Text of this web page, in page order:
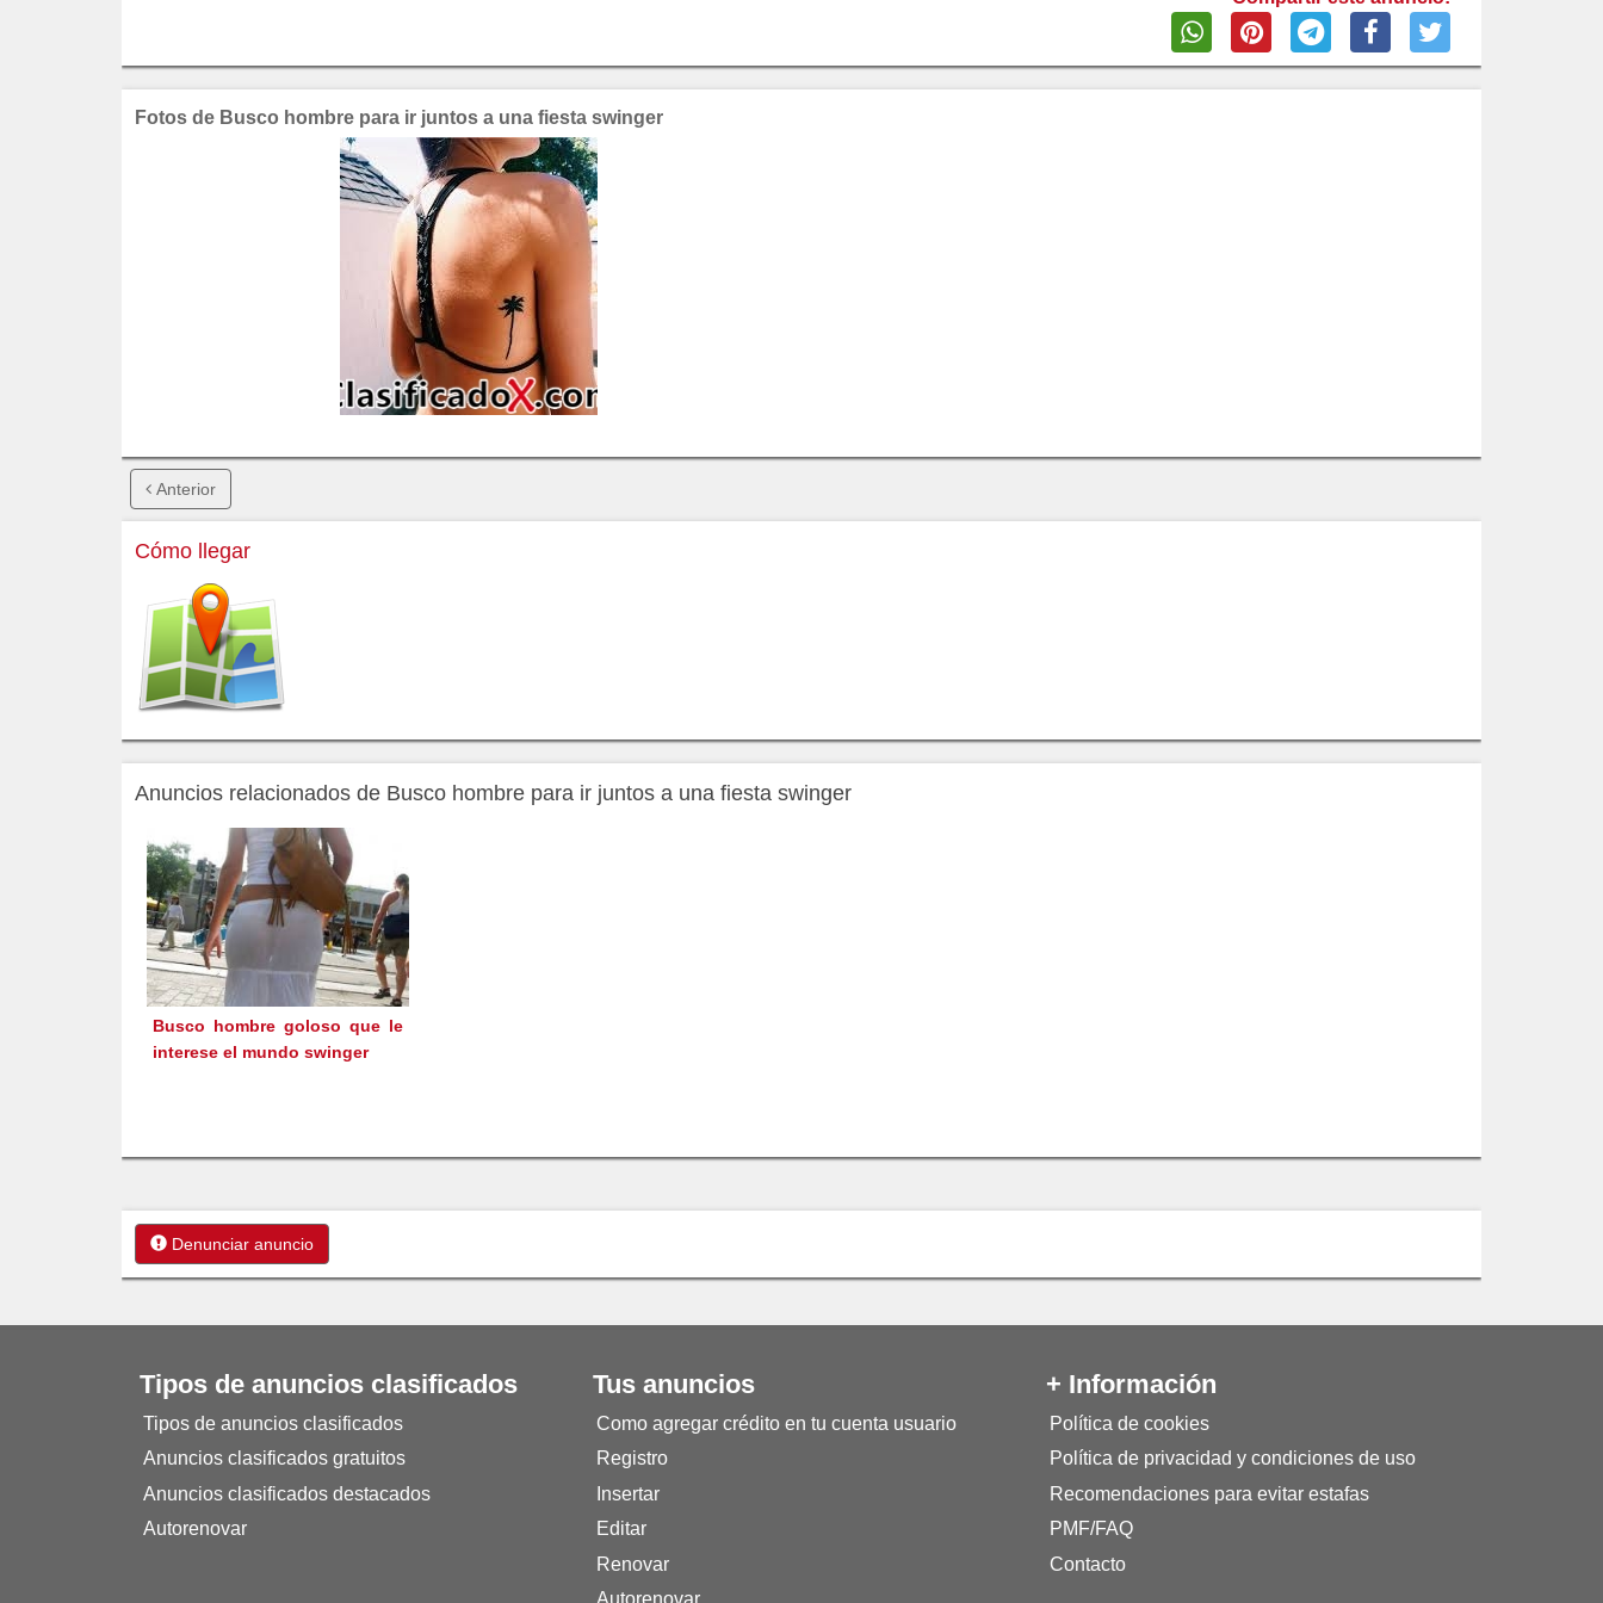
Fotos de Busco hombre para ir juntos a una fiesta swinger
Anterior
Cómo llegar
Anuncios relacionados de Busco hombre para ir juntos a una fiesta swinger
Busco hombre goloso que le
interese el mundo swinger
Denunciar anuncio
Tipos de anuncios clasificados
Tipos de anuncios clasificados
Anuncios clasificados gratuitos
Anuncios clasificados destacados
Autorenovar
Tus anuncios
Como agregar crédito en tu cuenta usuario
Registro
Insertar
Editar
Renovar
+ Información
Política de cookies
Política de privacidad y condiciones de uso
Recomendaciones para evitar estafas
PMF/FAQ
Contacto